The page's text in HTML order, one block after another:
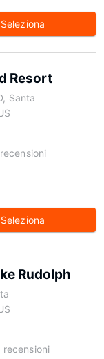
Seleziona
Resort
Santa
Seleziona
Rudolph
recensioni